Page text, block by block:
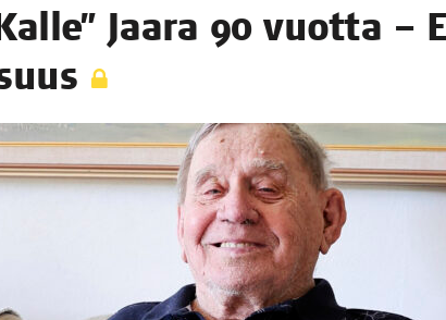
KOTI IISTÄ!
JÄR­JES­TE­TÄÄN PERIN­TEI­TÄ KUNNIOITTAEN
Jaa­ra 90 vuot­ta –